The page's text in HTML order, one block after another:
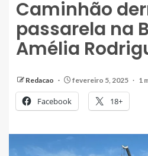
Caminhão
passarela na
Amélia
Redacao fevereiro 5, 2025 1
Facebook 18+